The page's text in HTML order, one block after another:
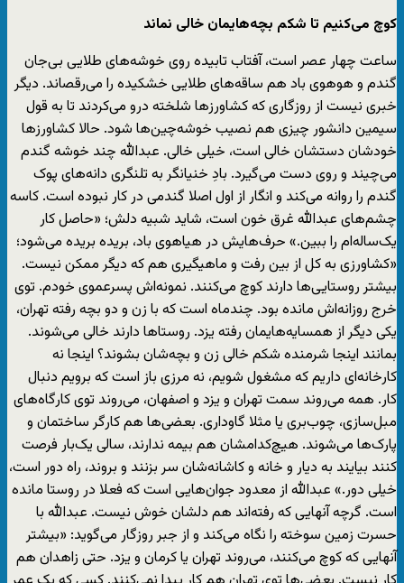
کوچ می‌کنیم تا شکم بچه‌هایمان خالی نماند
ساعت چهار عصر است، آفتاب تابیده روی خوشه‌های طلایی بی‌جان
گندم و هوهوی باد هم ساقه‌های طلایی خشکیده را می‌رقصاند. دیگر
خبری نیست از روزگاری که کشاورزها شلخته درو می‌کردند تا به قول
سیمین دانشور چیزی هم نصیب خوشه‌چین‌ها شود. حالا کشاورزها
خودشان دستشان خالی است، خیلی خالی. عبدالله چند خوشه گندم
می‌چیند و روی دست می‌گیرد. بادِ خنیانگر به تلنگری دانه‌های پوک
گندم را روانه می‌کند و انگار از اول اصلا گندمی در کار نبوده است. کاسه
چشم‌های عبدالله غرق خون است، شاید شبیه دلش؛ «حاصل کار
یک‌ساله‌ام را ببین.» حرف‌هایش در هیاهوی باد، بریده بریده می‌شود؛
«کشاورزی به کل از بین رفت و ماهیگیری هم که دیگر ممکن نیست.
بیشتر روستایی‌ها دارند کوچ می‌کنند. نمونه‌اش پسرعموی خودم. توی
خرج روزانه‌اش مانده بود. چندماه است که با زن و دو بچه رفته تهران،
یکی دیگر از همسایه‌هایمان رفته یزد. روستاها دارند خالی می‌شوند.
بمانند اینجا شرمنده شکم خالی زن و بچه‌شان بشوند؟ اینجا نه
کارخانه‌ای داریم که مشغول شویم، نه مرزی باز است که برویم دنبال
کار. همه می‌روند سمت تهران و یزد و اصفهان، می‌روند توی کارگاه‌های
مبل‌سازی‌، چوب‌بری یا مثلا گاوداری‌. بعضی‌ها هم کارگر ساختمان و
پارک‌ها می‌شوند. هیچ‌کدامشان هم بیمه ندارند، سالی یک‌بار فرصت
کنند بیایند به دیار و خانه و کاشانه‌شان سر بزنند و بروند، راه دور است،
خیلی دور.» عبدالله از معدود جوان‌هایی است که فعلا در روستا مانده
است. گرچه آنهایی که رفته‌اند هم دلشان خوش نیست. عبدالله با
حسرت زمین سوخته را نگاه می‌کند و از جبر روزگار می‌گوید: «بیشتر
آنهایی که کوچ می‌کنند، می‌روند تهران یا کرمان و یزد. حتی زاهدان هم